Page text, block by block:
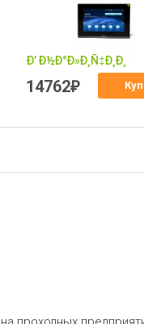
14762₽